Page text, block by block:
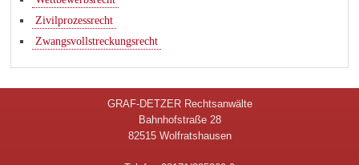
Zivilprozessrecht
Zwangsvollstreckungsrecht
GRAF-DETZER Rechtsanwälte
Bahnhofstraße 28
82515 Wolfratshausen